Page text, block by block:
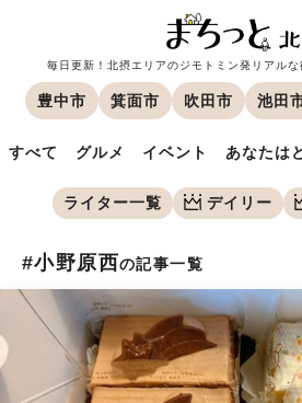
毎日更新！北摂エリアのジモトミン発リアルな
豊中市 箕面市 吹田市 池田
すべて グルメ イベント あなたは
ライター一覧 デイリー
#小野原西の記事一覧